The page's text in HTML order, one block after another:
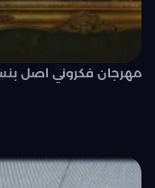
مهرجان فكروني اصل